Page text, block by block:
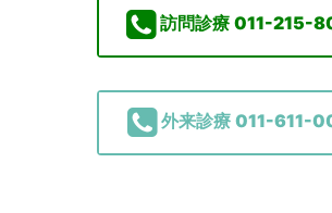
訪問診療 011-215-
外来診療 011-611-